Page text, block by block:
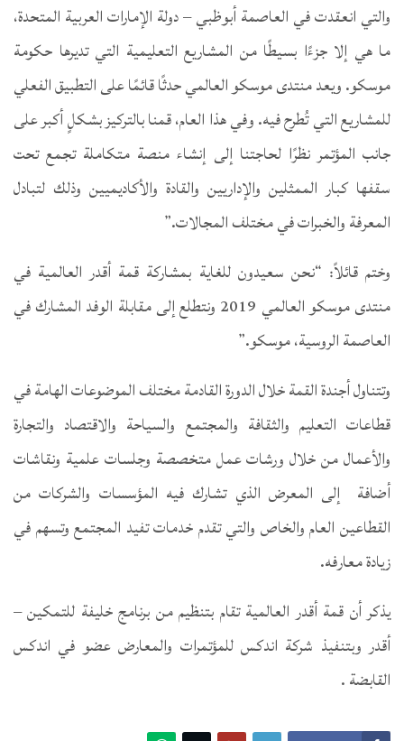
والتي انعقدت في العاصمة أبوظبي – دولة الإمارات العربية المتحدة،
ما هي إلا جزءًا بسيطًا من المشاريع التعليمية التي تديرها حكومة
موسكو. ويعد منتدى موسكو العالمي حدثًا قائمًا على التطبيق الفعلي
للمشاريع التي تُطرح فيه. وفي هذا العام، قمنا بالتركيز بشكلٍ أكبر على
جانب المؤتمر نظرًا لحاجتنا إلى إنشاء منصة متكاملة تجمع تحت
سقفها كبار الممثلين والإداريين والقادة والأكاديميين وذلك لتبادل
المعرفة والخبرات في مختلف المجالات.”
وختم قائلاً: “نحن سعيدون للغاية بمشاركة قمة أقدر العالمية في
منتدى موسكو العالمي 2019 ونتطلع إلى مقابلة الوفد المشارك في
العاصمة الروسية، موسكو.”
وتتناول أجندة القمة خلال الدورة القادمة مختلف الموضوعات الهامة في
قطاعات التعليم والثقافة والمجتمع والسياحة والاقتصاد والتجارة
والأعمال من خلال ورشات عمل متخصصة وجلسات علمية ونقاشات
أضافة إلى المعرض الذي تشارك فيه المؤسسات والشركات من
القطاعين العام والخاص والتي تقدم خدمات تفيد المجتمع وتسهم في
زيادة معارفه.
يذكر أن قمة أقدر العالمية تقام بتنظيم من برنامج خليفة للتمكين –
أقدر وبتنفيذ شركة اندكس للمؤتمرات والمعارض عضو في اندكس
القابضة .